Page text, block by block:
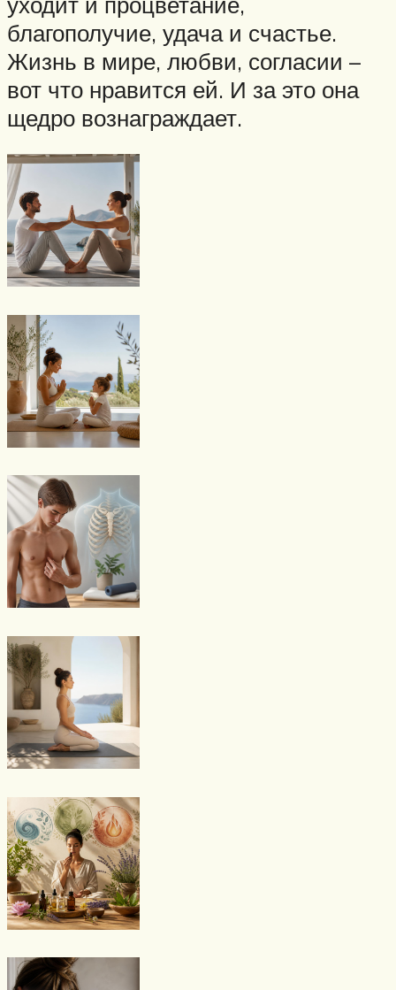
благополучие, удача и счастье.
Жизнь в мире, любви, согласии –
вот что нравится ей. И за это она
щедро вознаграждает.